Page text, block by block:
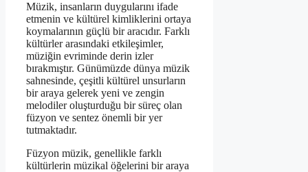
Müzik, insanların duygularını ifade
etmenin ve kültürel kimliklerini ortaya
koymalarının güçlü bir aracıdır. Farklı
kültürler arasındaki etkileşimler,
müziğin evriminde derin izler
bırakmıştır. Günümüzde dünya müzik
sahnesinde, çeşitli kültürel unsurların
bir araya gelerek yeni ve zengin
melodiler oluşturduğu bir süreç olan
füzyon ve sentez önemli bir yer
tutmaktadır.
Füzyon müzik, genellikle farklı
kültürlerin müzikal öğelerini bir araya